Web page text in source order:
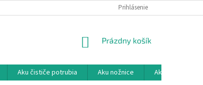
Prihlásenie
NÁKUPNÝ
Prázdny košík
Aku čističe potrubia Aku nožnice
Aku ostričky